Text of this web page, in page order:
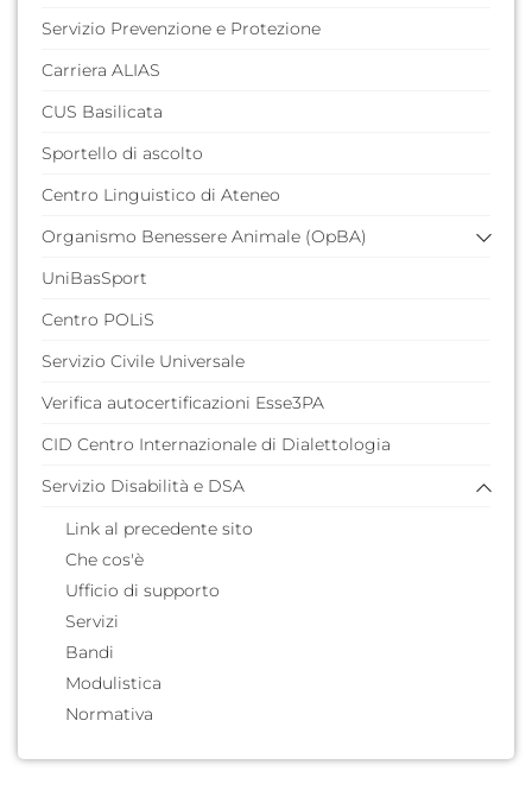
Servizio Prevenzione e Protezione
Carriera ALIAS
CUS Basilicata
Sportello di ascolto
Centro Linguistico di Ateneo
Organismo Benessere Animale (OpBA)
Comitato
Documentazione
UniBasSport
Centro POLiS
Servizio Civile Universale
Verifica autocertificazioni Esse3PA
CID Centro Internazionale di Dialettologia
Servizio Disabilità e DSA
Link al precedente sito
Che cos'è
Ufficio di supporto
Servizi
Bandi
Modulistica
Normativa